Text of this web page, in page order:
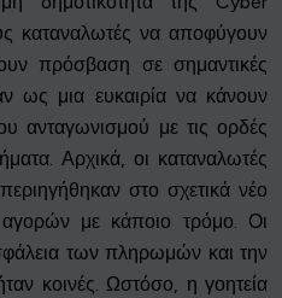
καταναλωτές να αποφύγουν
πρόσβαση σε σημαντικές
ως μια ευκαιρία να κάνουν
ανταγωνισμού με τις ορδές
Αρχικά, οι καταναλωτές
στο σχετικά νέο
με κάποιο τρόμο. Οι
των πληρωμών και την
κοινές. Ωστόσο, η γοητεία